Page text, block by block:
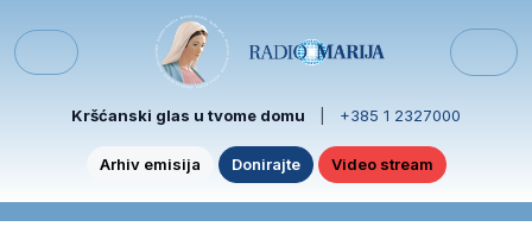
Menu
Kršćanski glas u tvome domu +385 1 2327000
Arhiv emisija Donirajte Video stream